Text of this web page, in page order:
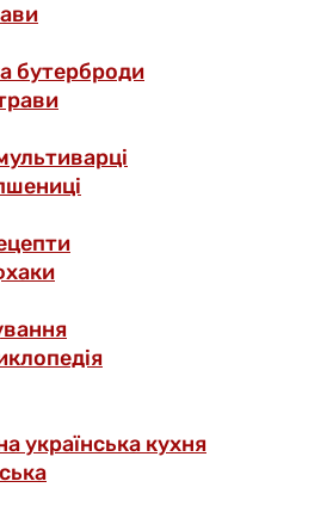
бутерброди
українська кухня